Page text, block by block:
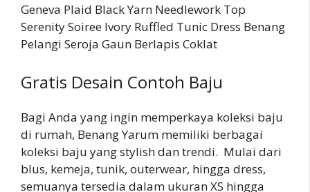
Geneva Plaid Black Yarn Needlework Top
Serenity Soiree Ivory Ruffled Tunic Dress Benang
Pelangi Seroja Gaun Berlapis Coklat
Gratis Desain Contoh Baju
Bagi Anda yang ingin memperkaya koleksi baju
di rumah, Benang Yarum memiliki berbagai
koleksi baju yang stylish dan trendi. Mulai dari
blus, kemeja, tunik, outerwear, hingga dress,
semuanya tersedia dalam ukuran XS hingga